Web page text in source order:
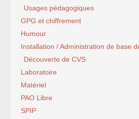
Usages pédagogiques
GPG et chiffrement
Humour
Installation / Administration de base
Découverte de CVS
Laboratoire
Matériel
PAO Libre
SPIP